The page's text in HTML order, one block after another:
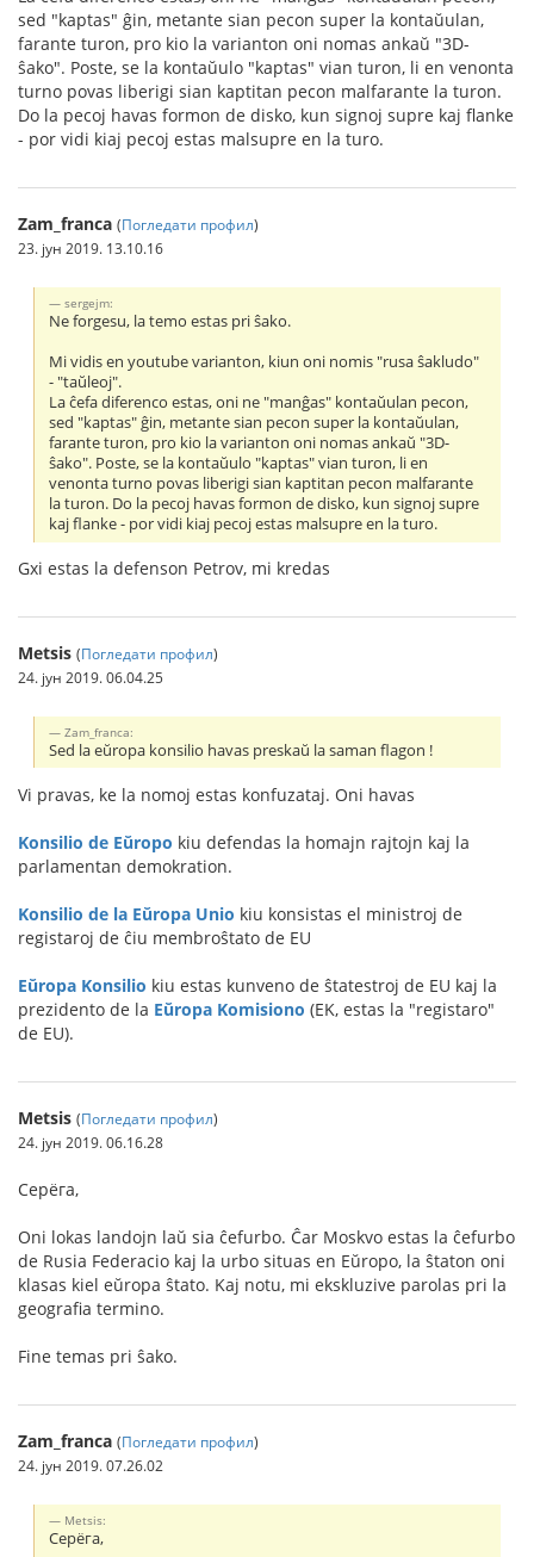
sed "kaptas" ĝin, metante sian pecon super la kontaŭulan,
farante turon, pro kio la varianton oni nomas ankaŭ "3D-
ŝako". Poste, se la kontaŭulo "kaptas" vian turon, li en venonta
turno povas liberigi sian kaptitan pecon malfarante la turon.
Do la pecoj havas formon de disko, kun signoj supre kaj flanke
- por vidi kiaj pecoj estas malsupre en la turo.
Zam_franca (Погледати профил)
23. јун 2019. 13.10.16
sergejm:
Ne forgesu, la temo estas pri ŝako.
Mi vidis en youtube varianton, kiun oni nomis "rusa ŝakludo"
- "taŭleoj".
La ĉefa diferenco estas, oni ne "manĝas" kontaŭulan pecon,
sed "kaptas" ĝin, metante sian pecon super la kontaŭulan,
farante turon, pro kio la varianton oni nomas ankaŭ "3D-
ŝako". Poste, se la kontaŭulo "kaptas" vian turon, li en
venonta turno povas liberigi sian kaptitan pecon malfarante
la turon. Do la pecoj havas formon de disko, kun signoj supre
kaj flanke - por vidi kiaj pecoj estas malsupre en la turo.
Gxi estas la defenson Petrov, mi kredas
Metsis (Погледати профил)
24. јун 2019. 06.04.25
Zam_franca:
Sed la eŭropa konsilio havas preskaŭ la saman flagon !
Vi pravas, ke la nomoj estas konfuzataj. Oni havas
Konsilio de Eŭropo kiu defendas la homajn rajtojn kaj la
parlamentan demokration.
Konsilio de la Eŭropa Unio kiu konsistas el ministroj de
registaroj de ĉiu membroŝtato de EU
Eŭropa Konsilio kiu estas kunveno de ŝtatestroj de EU kaj la
prezidento de la Eŭropa Komisiono (EK, estas la "registaro"
de EU).
Metsis (Погледати профил)
24. јун 2019. 06.16.28
Серёга,
Oni lokas landojn laŭ sia ĉefurbo. Ĉar Moskvo estas la ĉefurbo
de Rusia Federacio kaj la urbo situas en Eŭropo, la ŝtaton oni
klasas kiel eŭropa ŝtato. Kaj notu, mi ekskluzive parolas pri la
geografia termino.
Fine temas pri ŝako.
Zam_franca (Погледати профил)
24. јун 2019. 07.26.02
Metsis:
Серёга,